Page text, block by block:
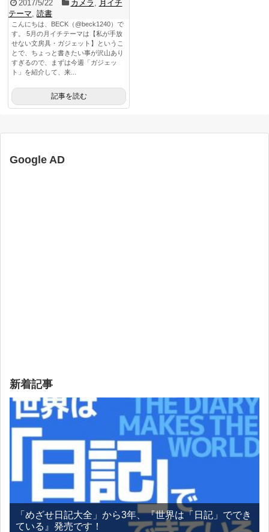
2017/5/22 カメラ
月イチ
テーマ 読書
こんにちは、BECK（@beck1240）で
す。 5月の月イチテーマは【私が手放
せない文房具・ガジェット】というこ
とで、ちょっと書きたい事が沢山あり
すぎるので、まずは今週「ガジェッ
ト」を紹介して、来...
記事を読む
Google AD
新着記事
「めざせ日記大全」から3年、『世界は「日記」ででき
ている』発売です！